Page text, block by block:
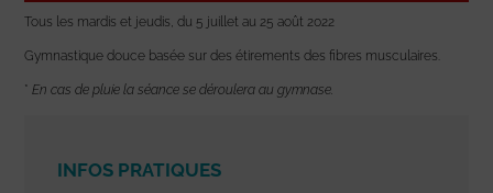
Tous les mardis et jeudis, du 5 juillet au 25 août 2022
Gymnastique douce basée sur des étirements des fibres musculaires.
* En cas de pluie la séance se déroulera au gymnase.
INFOS PRATIQUES